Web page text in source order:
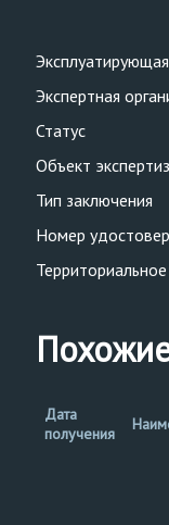
Экспертная
Статус
Объект
Тип заключения
Номер
Дата
получения